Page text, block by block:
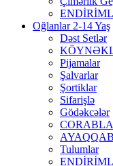
Oğlanlar 2-14 Yaş
Dəst Setlər
Pijamalar
Şalvarlar
Şortiklar
Sifarişlə
Gödəkcələr
Tulumlar